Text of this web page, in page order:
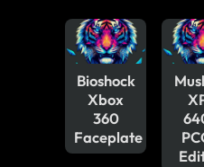
Bioshock
Xbox
360
Faceplate